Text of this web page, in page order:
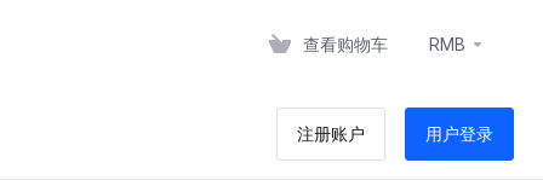
查看购物车 RMB
注册账户 用户登录